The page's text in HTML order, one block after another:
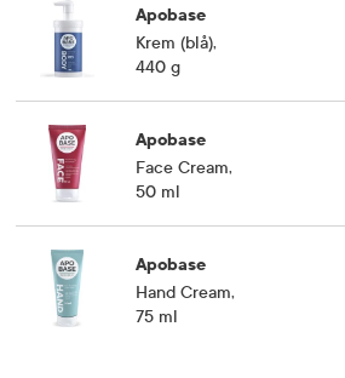
Apobase
Krem (blå),
440 g
Apobase
Face Cream,
50 ml
Apobase
Hand Cream,
75 ml